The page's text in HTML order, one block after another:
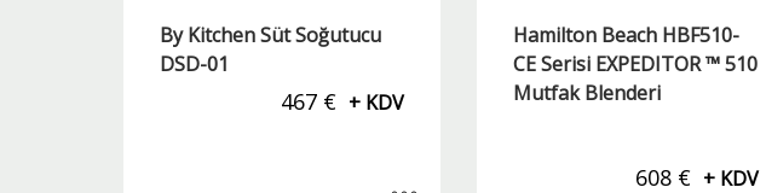
By Kitchen Süt Soğutucu
DSD-01
467 € + KDV
Hamilton Beach HBF510-
CE Serisi EXPEDITOR ™ 510
Mutfak Blenderi
608 € + KDV